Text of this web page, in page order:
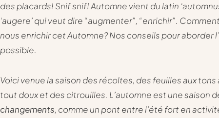
des placards! Snif snif! Automne vient du latin
‘augere’ qui veut dire “augmenter”, “enrichir”.
nous enrichir cet Automne? Nos conseils pour aborder
possible.
Voici venue la saison des récoltes, des feuilles aux tons
tout doux et des citrouilles. L’automne est une saison
changements, comme un pont entre l’été fort en